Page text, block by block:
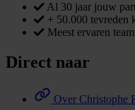
Al 30 jaar jouw
+ 50.000 tevreden
Meest ervaren
Direct naar
Over Christophe